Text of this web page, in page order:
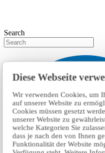
Diese Webseite
Wir verwenden Cookies, um
auf unserer Website zu
Cookies müssen gesetzt
unserer Website zu
welche Kategorien Sie
dass je nach den von Ihnen
Funktionalität der Website
Search